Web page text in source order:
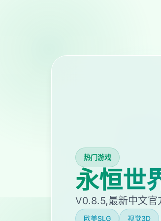
热门游戏
永恒世
V0.8.5,最新中文官
欧美SLG 视觉3D